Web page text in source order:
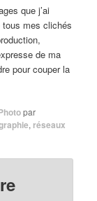
que j’ai
tous mes clichés
de ma
pour couper la
par
, réseaux